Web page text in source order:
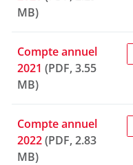
MB)
Compte annuel
2021 (PDF, 3.55
MB)
Compte annuel
2022(PDF, 2.83
MB)